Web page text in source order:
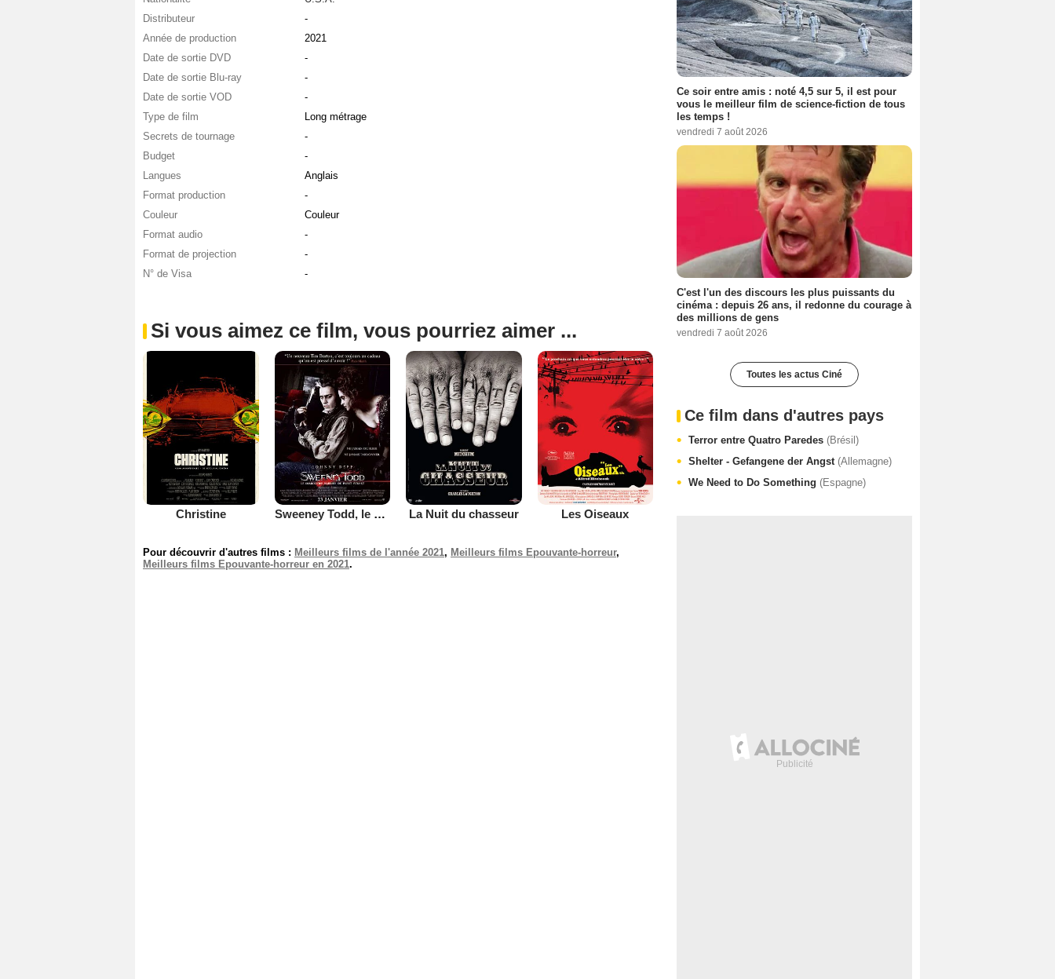
Distributeur
-
Année de production
2021
Date de sortie DVD
-
Date de sortie Blu-ray
-
Date de sortie VOD
-
Type de film
Long métrage
Secrets de tournage
-
Budget
-
Langues
Anglais
Format production
-
Couleur
Couleur
Format audio
-
Format de projection
-
N° de Visa
-
Si vous aimez ce film, vous pourriez aimer ...
Christine Sweeney Todd, le diabolique barbier de Fleet Street La Nuit du chasseur Les Oiseaux
Pour découvrir d'autres films : Meilleurs films de l'année 2021, Meilleurs films Epouvante-horreur,
Meilleurs films Epouvante-horreur en 2021.
Ce soir entre amis : noté 4,5 sur 5, il est pour
vous le meilleur film de science-fiction de tous
les temps !
vendredi 7 août 2026
C'est l'un des discours les plus puissants du
cinéma : depuis 26 ans, il redonne du courage à
des millions de gens
vendredi 7 août 2026
Toutes les actus Ciné
Ce film dans d'autres pays
Terror entre Quatro Paredes (Brésil)
Shelter - Gefangene der Angst (Allemagne)
We Need to Do Something (Espagne)